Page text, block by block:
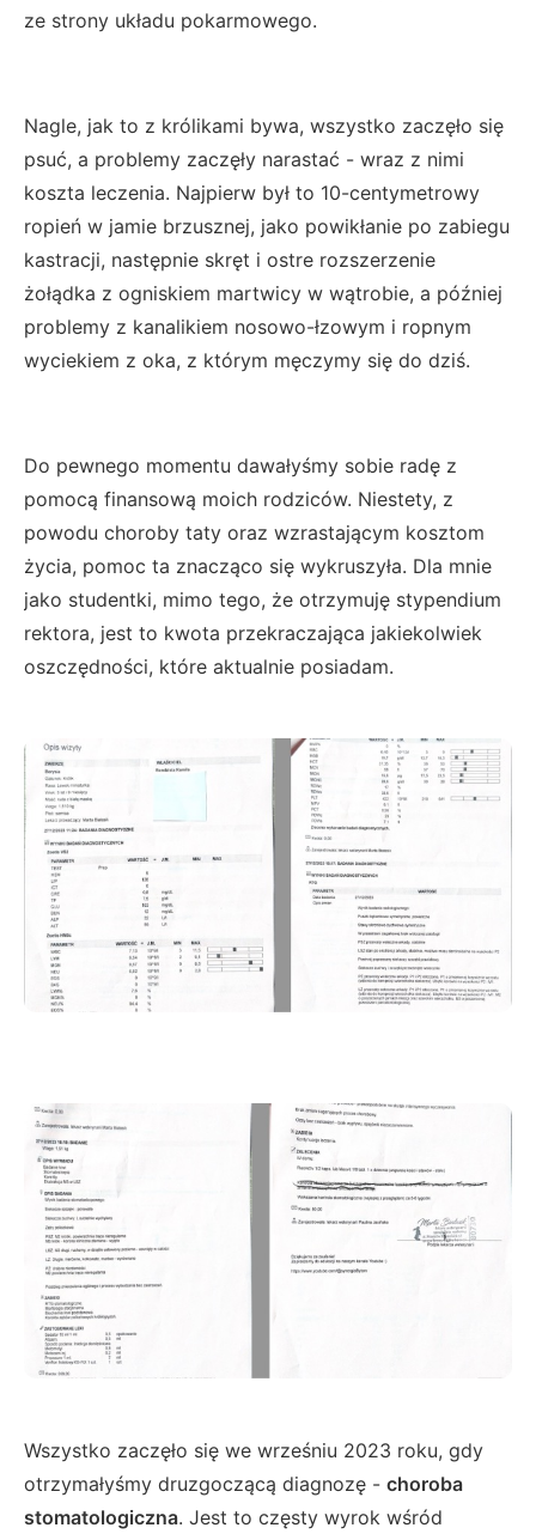
ze strony układu pokarmowego.
Nagle, jak to z królikami bywa, wszystko zaczęło się
psuć, a problemy zaczęły narastać - wraz z nimi
koszta leczenia. Najpierw był to 10-centymetrowy
ropień w jamie brzusznej, jako powikłanie po zabiegu
kastracji, następnie skręt i ostre rozszerzenie
żołądka z ogniskiem martwicy w wątrobie, a później
problemy z kanalikiem nosowo-łzowym i ropnym
wyciekiem z oka, z którym męczymy się do dziś.
Do pewnego momentu dawałyśmy sobie radę z
pomocą finansową moich rodziców. Niestety, z
powodu choroby taty oraz wzrastającym kosztom
życia, pomoc ta znacząco się wykruszyła. Dla mnie
jako studentki, mimo tego, że otrzymuję stypendium
rektora, jest to kwota przekraczająca jakiekolwiek
oszczędności, które aktualnie posiadam.
Wszystko zaczęło się we wrześniu 2023 roku, gdy
otrzymałyśmy druzgoczącą diagnozę - choroba
stomatologiczna. Jest to częsty wyrok wśród